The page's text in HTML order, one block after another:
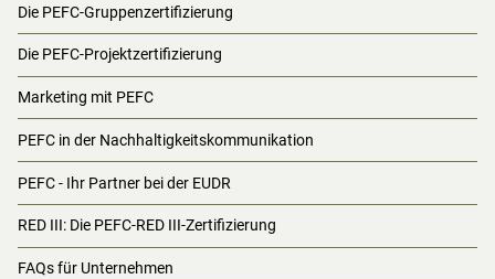
Die PEFC-Gruppenzertifizierung
Die PEFC-Projektzertifizierung
Marketing mit PEFC
PEFC in der Nachhaltigkeitskommunikation
PEFC - Ihr Partner bei der EUDR
RED III: Die PEFC-RED III-Zertifizierung
FAQs für Unternehmen